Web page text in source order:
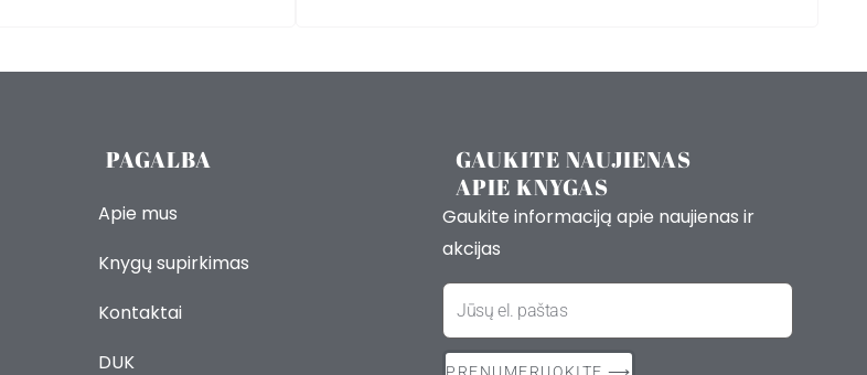
PAGALBA
Apie mus
Knygų supirkimas
Kontaktai
DUK
GAUKITE NAUJIENAS
APIE KNYGAS
Gaukite informaciją apie naujienas ir
akcijas
paštas